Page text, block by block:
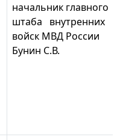
начальник главного
штаба внутренних
войск МВД России
Бунин С.В.